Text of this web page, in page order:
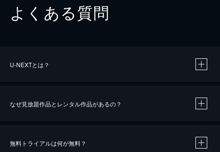
よくある質問
U-NEXTとは？
なぜ見放題作品とレンタル作品があるの？
無料トライアルは何が無料？